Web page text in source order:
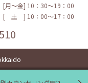
[月〜金] 10：30〜19：00
[
土 ] 10：00〜17：00